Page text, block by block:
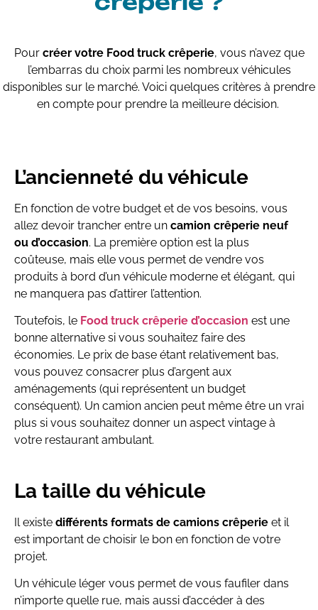
Pour créer votre Foodtruck crêperie, vous n’avez que
l’embarras du choix parmi les nombreux véhicules
disponibles sur le marché. Voici quelques critères à prendre
en compte pour prendre la meilleure décision.
L’ancienneté du véhicule
En fonction de votre budget et de vos besoins, vous
allez devoir trancher entre un camion crêperie neuf
ou d’occasion. La première option est la plus
coûteuse, mais elle vous permet de vendre vos
produits à bord d’un véhicule moderne et élégant, qui
ne manquera pas d’attirer l’attention.
Toutefois, le Food truck crêperie d’occasion est une
bonne alternative si vous souhaitez faire des
économies. Le prix de base étant relativement bas,
vous pouvez consacrer plus d’argent aux
aménagements (qui représentent un budget
conséquent). Un camion ancien peut même être un vrai
plus si vous souhaitez donner un aspect vintage à
votre restaurant ambulant.
La taille du véhicule
Il existe différents formats de camions crêperie et il
est important de choisir le bon en fonction de votre
projet.
Un véhicule léger vous permet de vous faufiler dans
n’importe quelle rue, mais aussi d’accéder à des